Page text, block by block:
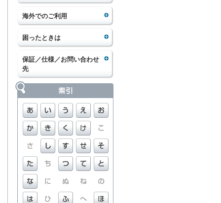
海外でのご利用
困ったときは
保証／仕様／お問い合わせ
先